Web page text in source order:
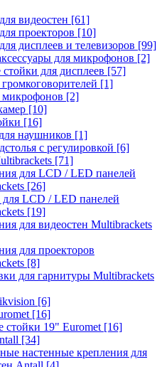
видеостен [61]
проекторов [10]
дисплеев и телевизоров [99]
для микрофонов [2]
для дисплеев [57]
[1]
[2]
[10]
[16]
наушников [1]
с регулировкой [6]
[71]
для LCD / LED панелей
[26]
LCD / LED панелей
[19]
для видеостен Multibrackets
для проекторов
[8]
для гарнитуры Multibrackets
[6]
[16]
стойки 19" Euromet [16]
[34]
настенные крепления для